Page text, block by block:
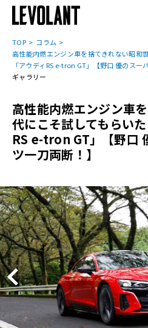
TOP
コラム
高性能内燃エンジン車を捨てきれない昭和
「アウディRS e-tron GT」【野口 優のスー
ギャラリー
高性能内燃エンジン車
代にこそ試してもらい
RS e-tron GT」【野口
ツ一刀両断！】